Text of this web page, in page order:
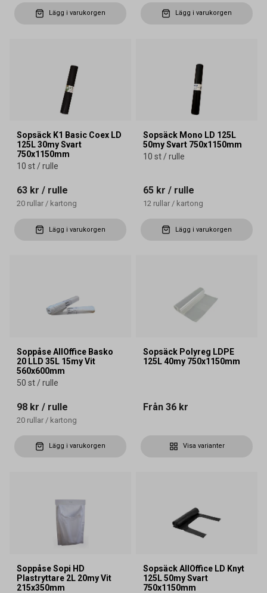
Lägg i varukorgen Lägg i varukorgen
Sopsäck K1 Basic Coex LD
125L 30my Svart
750x1150mm
10 st / rulle
63 kr / rulle
20 rullar / kartong
Lägg i varukorgen
Sopsäck Mono LD 125L
50my Svart 750x1150mm
10 st / rulle
65 kr / rulle
12 rullar / kartong
Lägg i varukorgen
Soppåse AllOffice Basko
20 LLD 35L 15my Vit
560x600mm
50 st / rulle
98 kr / rulle
20 rullar / kartong
Lägg i varukorgen
Sopsäck Polyreg LDPE
125L 40my 750x1150mm
Från 36 kr
Visa varianter
Soppåse Sopi HD
Plastryttare 2L 20my Vit
215x350mm
Sopsäck AllOffice LD Knyt
125L 50my Svart
750x1150mm